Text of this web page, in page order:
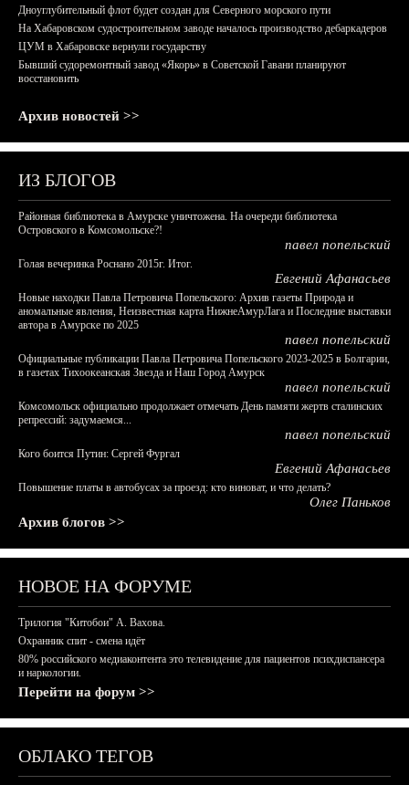
Дноуглубительный флот будет создан для Северного морского пути
На Хабаровском судостроительном заводе началось производство дебаркадеров
ЦУМ в Хабаровске вернули государству
Бывший судоремонтный завод «Якорь» в Советской Гавани планируют
восстановить
Архив новостей >>
ИЗ БЛОГОВ
Районная библиотека в Амурске уничтожена. На очереди библиотека
Островского в Комсомольске?!
павел попельский
Голая вечеринка Роснано 2015г. Итог.
Евгений Афанасьев
Новые находки Павла Петровича Попельского: Архив газеты Природа и
аномальные явления, Неизвестная карта НижнеАмурЛага и Последние выставки
автора в Амурске по 2025
павел попельский
Официальные публикации Павла Петровича Попельского 2023-2025 в Болгарии,
в газетах Тихоокеанская Звезда и Наш Город Амурск
павел попельский
Комсомольск официально продолжает отмечать День памяти жертв сталинских
репрессий: задумаемся...
павел попельский
Кого боится Путин: Сергей Фургал
Евгений Афанасьев
Повышение платы в автобусах за проезд: кто виноват, и что делать?
Олег Паньков
Архив блогов >>
НОВОЕ НА ФОРУМЕ
Трилогия "Китобои" А. Вахова.
Охранник спит - смена идёт
80% российского медиаконтента это телевидение для пациентов психдиспансера
и наркологии.
Перейти на форум >>
ОБЛАКО ТЕГОВ